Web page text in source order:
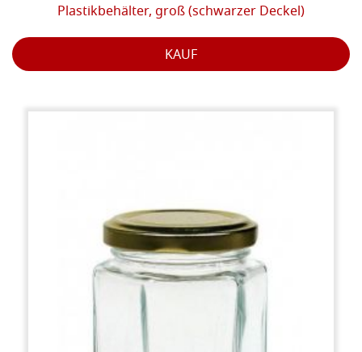
Plastikbehälter, groß (schwarzer Deckel)
KAUF